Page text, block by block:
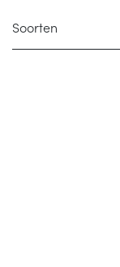
Soorten